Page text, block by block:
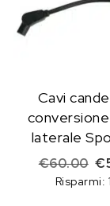
Cavi
laterale
€60.00 Il
€
Risparmi: